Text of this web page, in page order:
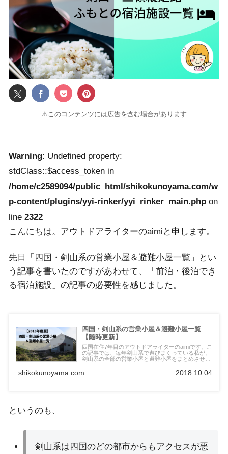
⚠このコンテンツには広告を含む場合があります
Warning: Undefined property:
stdClass::$access_token in
/home/c2589094/public_html/shikokunoyama.com/w
p-content/plugins/yyi-rinker/yyi_rinker_main.php on
line 2322
こんにちは。アウトドアライターのaimiと申します。
先日「四国・剣山系の営業小屋＆避難小屋一覧」とい
う記事を書いたのですがあわせて、「前泊・後泊でき
る宿泊施設」の記事の必要性を感じました。
四国・剣山系の営業小屋＆避難小屋一覧
【随時更新】
四国在住7年目のアウトドアライターのaimiです。こ
の記事では、毎年剣山系で遊びまくっている私が、
剣山系の全部の営業小屋と避難小屋をまとめさせて
小屋を利用して快適に重曹を行っていただければ幸
いです。
shikokunoyama.com 2018.10.04
というのも、
剣山系は四国のどの都市からもアクセスが悪